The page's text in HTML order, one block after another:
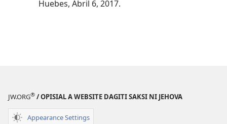
Huebes, Abril 6, 2017.
JW.ORG® / OPISIAL A WEBSITE DAGITI SAKSI NI JEHOVA
Appearance Settings